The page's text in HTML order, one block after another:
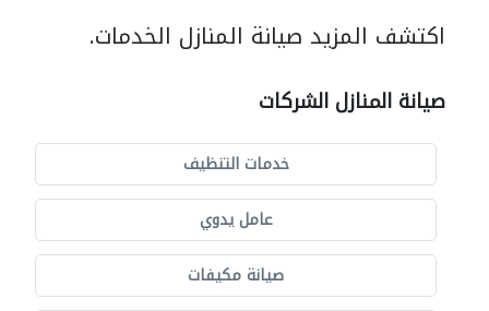
اكتشف المزيد صيانة المنازل الخدمات.
صيانة المنازل الشركات
خدمات التنظيف
عامل يدوي
صيانة مكيفات